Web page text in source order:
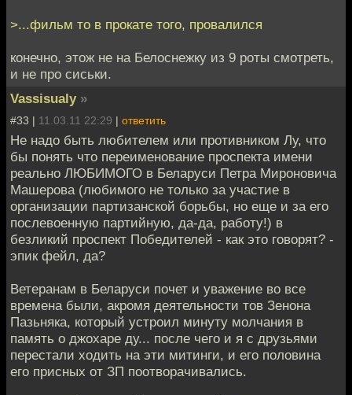
>...фильм то в прокате того, провалился
конечно, этож не на Белоснежку из 9 роты смотреть,
и не про сиськи.
Vassisualy »
#33 | 11.03.11 22:29 | ответить
Не надо быть любителем или противником Лу, что
бы понять что переименование проспекта имени
реально ЛЮБИМОГО в Беларуси Петра Мироновича
Машерова (любимого не только за участие в
организации партизанской борьбы, но еще и за его
послевоенную партийную, да-да, работу!) в
безликий проспект Победителей - как это говорят? -
эпик фейл, да?
Ветеранам в Беларуси почет и уважение во все
времена были, акромя деятельности тов Зенона
Пазьняка, который устроил минуту молчания в
память о джохаре ду... после чего и я с друзьями
перестали ходить на эти митинги, и его половина
его присных от ЗП поотворачивались.